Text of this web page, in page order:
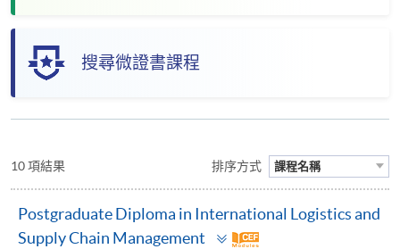
搜尋微證書課程
10 項結果 排序方式 課程名稱
Postgraduate Diploma in International Logistics and
Supply Chain Management
Toggle